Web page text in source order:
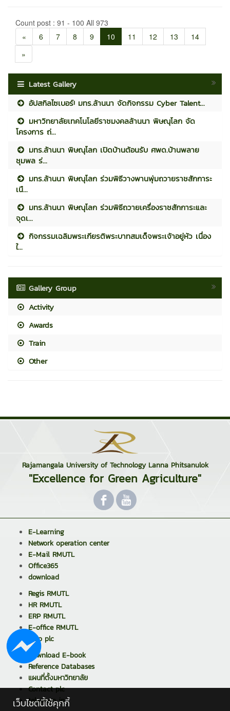
Count post : 91 - 100 All 973
«
6 7 8 9 10 11 12 13
14
»
Latest Gallery
อัปสกิลไซเบอร์! มทร.ล้านนา จัดกิจกรรม Cyber Talent...
มหาวิทยาลัยเทคโนโลยีราชมงคลล้านนา พิษณุโลก จัด
โครงการ ถ่...
มทร.ล้านนา พิษณุโลก เปิดบ้านต้อนรับ ศพด.บ้านพลาย
ชุมพล ร่...
มทร.ล้านนา พิษณุโลก ร่วมพิธีวางพานพุ่มถวายราชสักการะ
เนื...
มทร.ล้านนา พิษณุโลก ร่วมพิธีถวายเครื่องราชสักการะและ
จุดเ...
กิจกรรมเฉลิมพระเกียรติพระบาทสมเด็จพระเจ้าอยู่หัว เนื่อง
ใ...
Gallery Group
Activity
Awards
Train
Other
Rajamangala University of Technology Lanna Phitsanulok
"Excellence for Green Agriculture"
E-Learning
Network operation center
E-Mail RMUTL
Office365
download
Regis RMUTL
HR RMUTL
ERP RMUTL
E-office RMUTL
้Help plc
Download E-book
Reference Databases
แผนที่ตั้งมหาวิทยาลัย
Contact plc
telephon in
เว็บไซต์นี้ใช้คุกกี้